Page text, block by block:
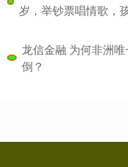
岁，举钞票唱情歌，
龙信金融 为何非洲
倒？